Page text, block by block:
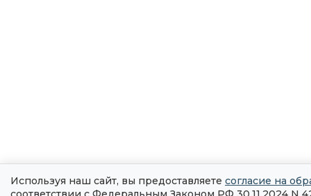
Используя наш сайт, вы предоставляете согласие на